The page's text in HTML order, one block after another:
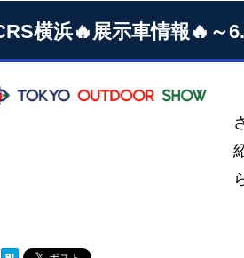
横浜🔥展示車情報🔥～